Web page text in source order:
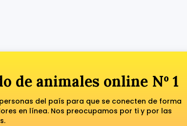
de animales online Nº 1
del país para que se conecten de forma
en línea. Nos preocupamos por ti y por las